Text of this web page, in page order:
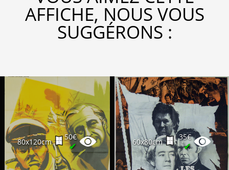
AFFICHE, NOUS VOUS
SUGGÉRONS :
80x120cm
50€
✔ 60x80cm
35€
✔